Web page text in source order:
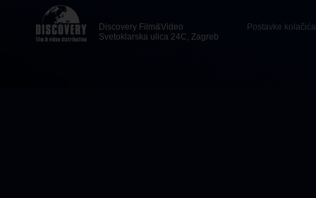
Discovery Film&Video
Svetoklarska ulica 24C, Zagreb
Postavke kolačića